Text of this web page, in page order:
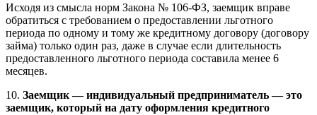
Исходя из смысла норм Закона № 106-ФЗ, заемщик вправе
обратиться с требованием о предоставлении льготного
периода по одному и тому же кредитному договору (договору
займа) только один раз, даже в случае если длительность
предоставленного льготного периода составила менее 6
месяцев.
10. Заемщик — индивидуальный предприниматель — это
заемщик, который на дату оформления кредитного